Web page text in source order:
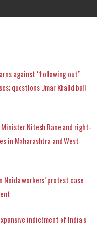
against “hollowing out”
questions Umar Khalid bail
Minister Nitesh Rane and right-
in Maharashtra and West
Noida workers’ protest case
indictment of India’s